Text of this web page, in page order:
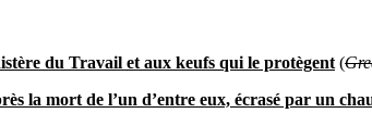
du Travail et aux keufs qui le protègent(
la mort de l’un d’entre eux, écrasé par un